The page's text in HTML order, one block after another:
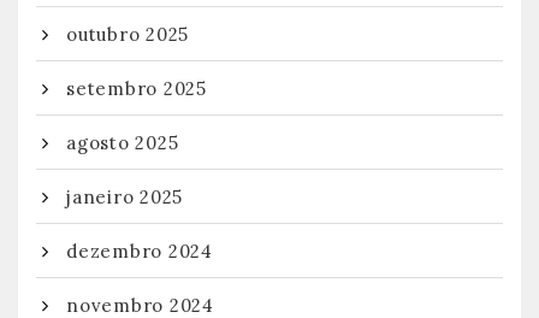
outubro 2025
setembro 2025
agosto 2025
janeiro 2025
dezembro 2024
novembro 2024